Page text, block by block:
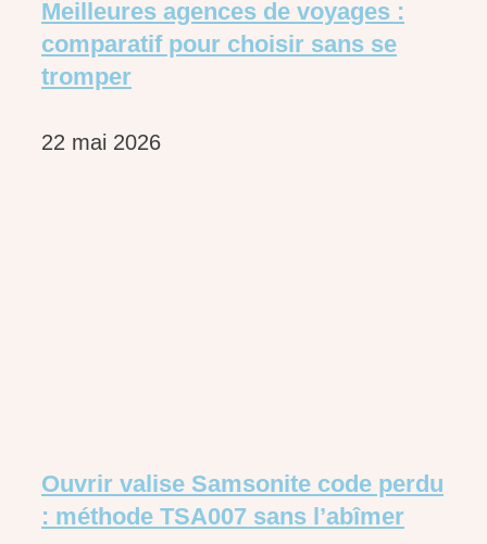
Meilleures agences de voyages :
comparatif pour choisir sans se
tromper
22 mai 2026
Ouvrir valise Samsonite code perdu
: méthode TSA007 sans l’abîmer